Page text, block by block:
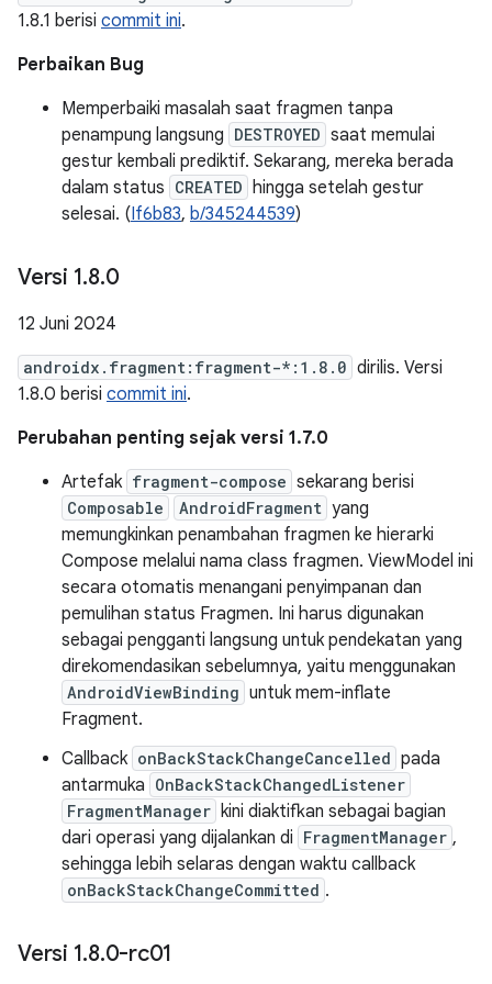
1.8.1 berisi commit ini.
Perbaikan Bug
Memperbaiki masalah saat fragmen tanpa
penampung langsung DESTROYED saat memulai
gestur kembali prediktif. Sekarang, mereka berada
dalam status CREATED hingga setelah gestur
selesai. (If6b83, b/345244539)
Versi 1.8.0
12 Juni 2024
androidx.fragment:fragment-*:1.8.0 dirilis. Versi
1.8.0 berisi commit ini.
Perubahan penting sejak versi 1.7.0
Artefak fragment-compose sekarang berisi
Composable AndroidFragment yang
memungkinkan penambahan fragmen ke hierarki
Compose melalui nama class fragmen. ViewModel ini
secara otomatis menangani penyimpanan dan
pemulihan status Fragmen. Ini harus digunakan
sebagai pengganti langsung untuk pendekatan yang
direkomendasikan sebelumnya, yaitu menggunakan
AndroidViewBinding untuk mem-inflate
Fragment.
Callback onBackStackChangeCancelled pada
antarmuka OnBackStackChangedListener
FragmentManager kini diaktifkan sebagai bagian
dari operasi yang dijalankan di FragmentManager ,
sehingga lebih selaras dengan waktu callback
onBackStackChangeCommitted .
Versi 1.8.0-rc01